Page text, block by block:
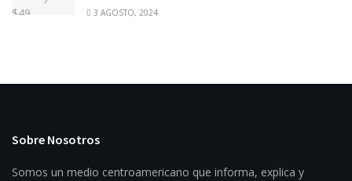
3 AGOSTO, 2024
Sobre Nosotros
Somos un medio centroamericano que informa, explica y